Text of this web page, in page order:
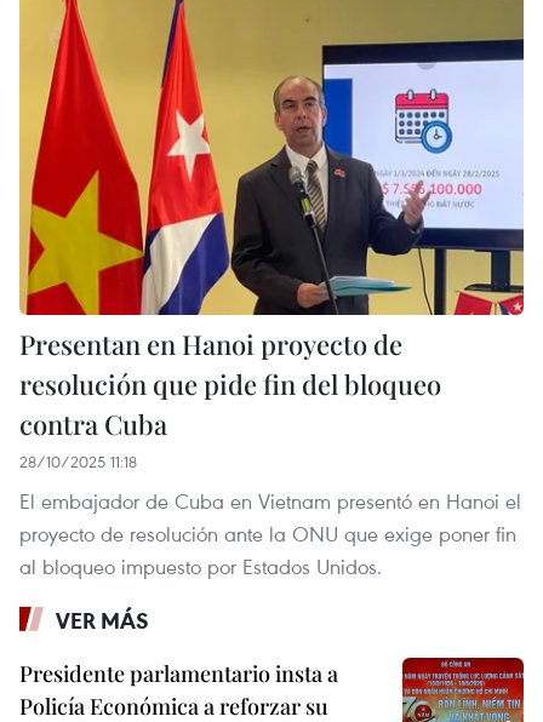
Presentan en Hanoi proyecto de
resolución que pide fin del bloqueo
contra Cuba
28/10/2025 11:18
El embajador de Cuba en Vietnam presentó en Hanoi el
proyecto de resolución ante la ONU que exige poner fin
al bloqueo impuesto por Estados Unidos.
VER MÁS
Presidente parlamentario insta a
Policía Económica a reforzar su